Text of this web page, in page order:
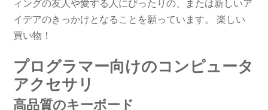
ィングの友人や愛する人にぴったりの、または新しいア
イデアのきっかけとなることを願っています。 楽しい
買い物！
プログラマー向けのコンピュータ
アクセサリ
高品質のキーボード